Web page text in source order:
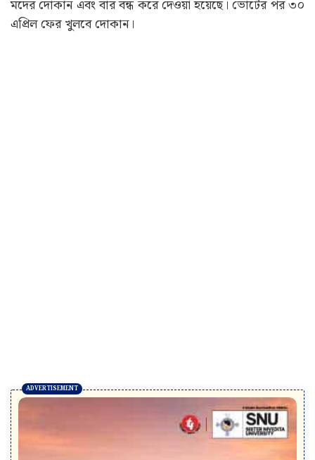
মদের দোকান এবং বার বন্ধ করে দেওয়া হয়েছে। ভোটের পর ৩০
এপ্রিল ফের খুলবে দোকান।